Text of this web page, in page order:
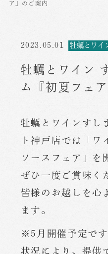
ア』のご案内
2023.05.01 牡蠣とワイ
牡蠣とワイン
ム『初夏フェ
牡蠣とワインすし
ト神戸店では「ワ
ソースフェア」を
ぜひ一度ご賞味く
皆様のお越しを心
ます。
※5月開催予定で
状況により、提供